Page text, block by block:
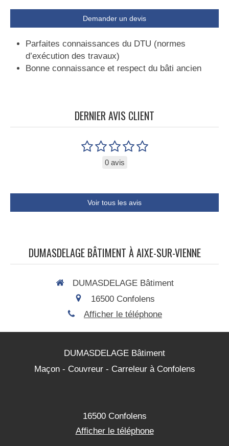
Demander un devis
Parfaites connaissances du DTU (normes
d’exécution des travaux)
Bonne connaissance et respect du bâti ancien
DERNIER AVIS CLIENT
0 avis
Voir tous les avis
DUMASDELAGE BÂTIMENT À AIXE-SUR-VIENNE
DUMASDELAGE Bâtiment
16500 Confolens
Afficher le téléphone
DUMASDELAGE Bâtiment
Maçon - Couvreur - Carreleur à Confolens
16500 Confolens
Afficher le téléphone